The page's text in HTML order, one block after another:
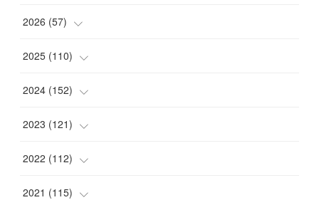
2026 (57)
( 1)
(10)
(9)
( 7)
( 8 )
2025 (110)
(10)
(7)
( 8)
( 7 )
2024 (152)
(14)
( 15)
( 11)
2023 (121)
( 12)
( 8)
2022 (112)
( 10)
2021 (115)